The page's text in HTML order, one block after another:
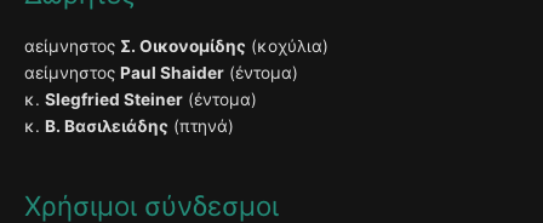
αείμνηστος Σ. Οικονομίδης (κοχύλια)
αείμνηστος Paul Shaider (έντομα)
κ. Slegfried Steiner (έντομα)
κ. Β. Βασιλειάδης (πτηνά)
Χρήσιμοι σύνδεσμοι